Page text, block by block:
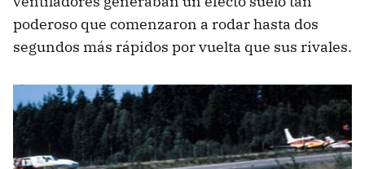
poderoso que comenzaron a rodar hasta dos
segundos más rápidos por vuelta que sus rivales.